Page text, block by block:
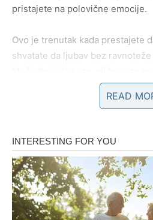
pristajete na polovične emocije.
Ovo je trenutak kada prestajete
shvatate da ljubav bez
maštu. Više ne opravdavate tuđa
spašavate one koji ne žele da
mart je za vas emotivni reset i
stabilnije verzije vas samih.
READ